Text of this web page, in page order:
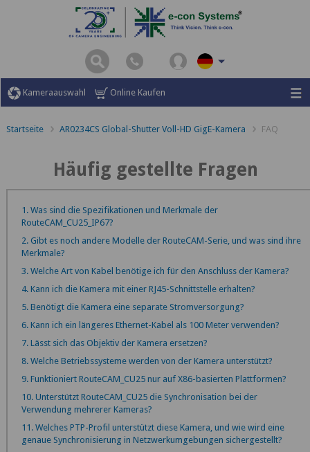
Kameraauswahl Online Kaufen
Startseite AR0234CS Global-Shutter Voll-HD GigE-Kamera FAQ
Häufig gestellte Fragen
1. Was sind die Spezifikationen und Merkmale der
RouteCAM_CU25_IP67?
2. Gibt es noch andere Modelle der RouteCAM-Serie, und was sind ihre
Merkmale?
3. Welche Art von Kabel benötige ich für den Anschluss der Kamera?
4. Kann ich die Kamera mit einer RJ45-Schnittstelle erhalten?
5. Benötigt die Kamera eine separate Stromversorgung?
6. Kann ich ein längeres Ethernet-Kabel als 100 Meter verwenden?
7. Lässt sich das Objektiv der Kamera ersetzen?
8. Welche Betriebssysteme werden von der Kamera unterstützt?
9. Funktioniert RouteCAM_CU25 nur auf X86-basierten Plattformen?
10. Unterstützt RouteCAM_CU25 die Synchronisation bei der
Verwendung mehrerer Kameras?
11. Welches PTP-Profil unterstützt diese Kamera, und wie wird eine
genaue Synchronisierung in Netzwerkumgebungen sichergestellt?